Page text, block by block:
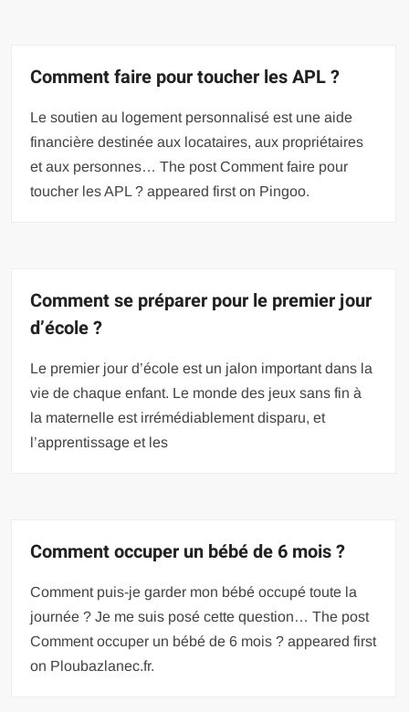
Comment faire pour toucher les APL ?
Le soutien au logement personnalisé est une aide
financière destinée aux locataires, aux propriétaires
et aux personnes… The post Comment faire pour
toucher les APL ? appeared first on Pingoo.
Comment se préparer pour le premier jour
d’école ?
Le premier jour d’école est un jalon important dans la
vie de chaque enfant. Le monde des jeux sans fin à
la maternelle est irrémédiablement disparu, et
l’apprentissage et les
Comment occuper un bébé de 6 mois ?
Comment puis-je garder mon bébé occupé toute la
journée ? Je me suis posé cette question… The post
Comment occuper un bébé de 6 mois ? appeared first
on Ploubazlanec.fr.